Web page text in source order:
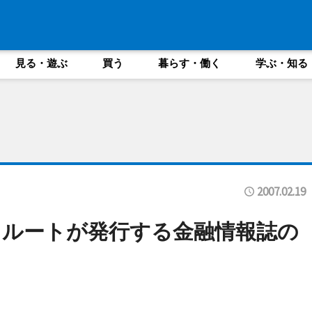
見る・遊ぶ 買う 暮らす・働く 学ぶ・知る
2007.02.19
ートが発行する金融情報誌の